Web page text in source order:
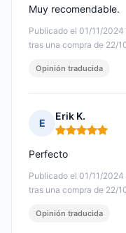
Publicado el 01/11/
tras una compra de 22/
Muy recomendable.
Opinión traducida
E
Erik K.
Nota: 5 de 5
Publicado el 01/11/2024
tras una compra de 22/
Perfecto
Opinión traducida